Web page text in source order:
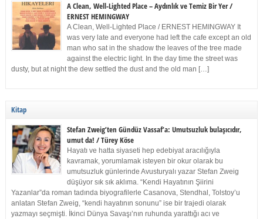
A Clean, Well-Lighted Place – Aydınlık ve Temiz Bir Yer /
ERNEST HEMINGWAY
A Clean, Well-Lighted Place / ERNEST HEMINGWAY It
was very late and everyone had left the cafe except an old
man who sat in the shadow the leaves of the tree made
against the electric light. In the day time the street was
dusty, but at night the dew settled the dust and the old man […]
Kitap
Stefan Zweig’ten Gündüz Vassaf’a: Umutsuzluk bulaşıcıdır,
umut da! / Türey Köse
Hayatı ve hatta siyaseti hep edebiyat aracılığıyla
kavramak, yorumlamak isteyen bir okur olarak bu
umutsuzluk günlerinde Avusturyalı yazar Stefan Zweig
düşüyor sık sık aklıma. “Kendi Hayatının Şiirini
Yazanlar”da roman tadında biyografilerle Casanova, Stendhal, Tolstoy’u
anlatan Stefan Zweig, “kendi hayatının sonunu” ise bir trajedi olarak
yazmayı seçmişti. İkinci Dünya Savaşı’nın ruhunda yarattığı acı ve